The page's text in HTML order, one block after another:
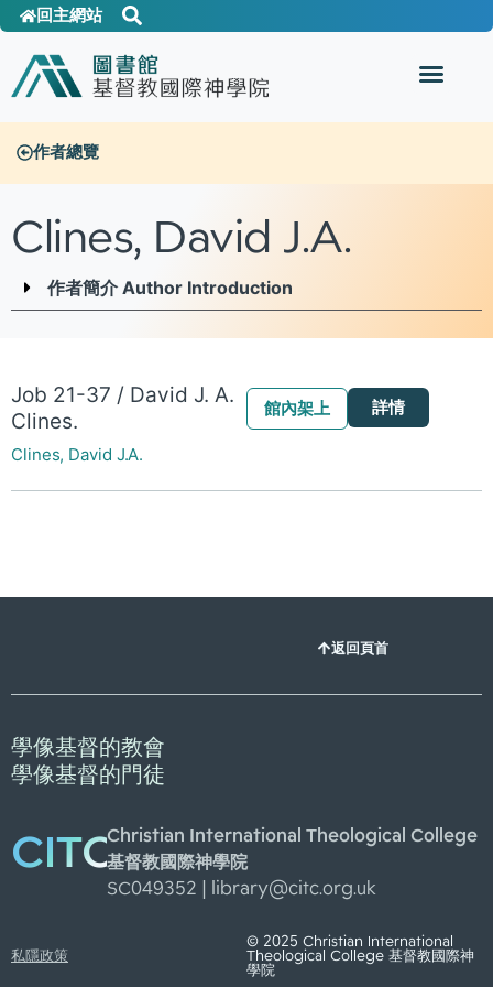
回主網站
作者總覽
Clines, David J.A.
作者簡介 Author Introduction
Job 21-37 / David J. A.
Clines.
Clines, David J.A.
館內架上 詳情
返回頁首
學像基督的教會
學像基督的門徒
CITCChristian International Theological College
基督教國際神學院
SC049352 |
library@citc.org.uk
私隱政策
© 2025 Christian International
Theological College 基督教國際神
學院